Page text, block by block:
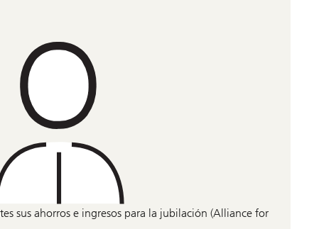
sus ahorros e ingresos para la jubilación (Alliance for